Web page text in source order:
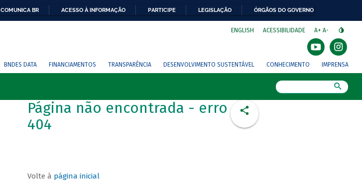
COMUNICA BR ACESSO À INFORMAÇÃO PARTICIPE LEGISLAÇÃO ÓRGÃOS DO GOVERNO
ENGLISH ACESSIBILIDADE A+ A-
BNDES DATA FINANCIAMENTOS TRANSPARÊNCIA DESENVOLVIMENTO SUSTENTÁVEL CONHECIMENTO IMPRENSA
Página não encontrada - erro
404
Volte à página inicial